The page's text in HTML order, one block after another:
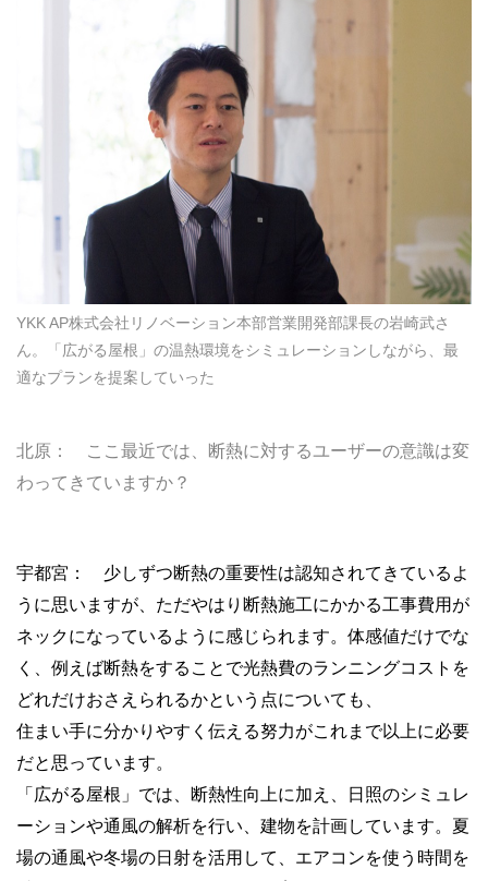
YKK AP株式会社リノベーション本部営業開発部課長の岩崎武さ
ん。「広がる屋根」の温熱環境をシミュレーションしながら、最
適なプランを提案していった
北原： ここ最近では、断熱に対するユーザーの意識は変
わってきていますか？
宇都宮： 少しずつ断熱の重要性は認知されてきているよ
うに思いますが、ただやはり断熱施工にかかる工事費用が
ネックになっているように感じられます。体感値だけでな
く、例えば断熱をすることで光熱費のランニングコストを
どれだけおさえられるかという点についても、
住まい手に分かりやすく伝える努力がこれまで以上に必要
だと思っています。
「広がる屋根」では、断熱性向上に加え、日照のシミュレ
ーションや通風の解析を行い、建物を計画しています。夏
場の通風や冬場の日射を活用して、エアコンを使う時間を